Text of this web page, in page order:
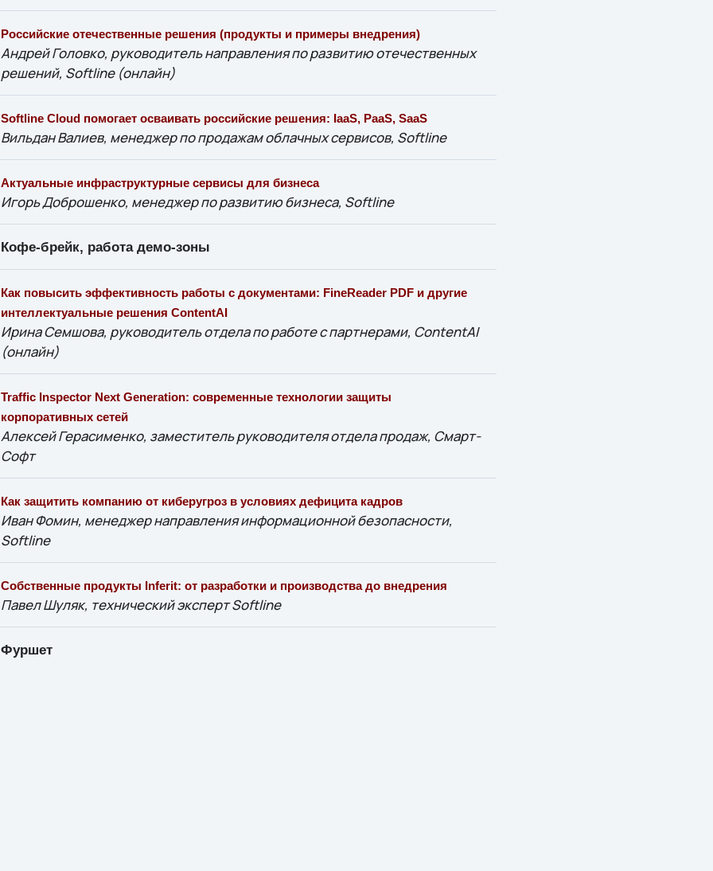
Российские отечественные решения (продукты и примеры внедрения)
Андрей Головко, руководитель направления по развитию отечественных
решений, Softline (онлайн)
Softline Cloud помогает осваивать российские решения: IaaS, PaaS, SaaS
Вильдан Валиев, менеджер по продажам облачных сервисов, Softline
Актуальные инфраструктурные сервисы для бизнеса
Игорь Доброшенко, менеджер по развитию бизнеса, Softline
Кофе-брейк, работа демо-зоны
Как повысить эффективность работы с документами: FineReader PDF и другие
интеллектуальные решения ContentAI
Ирина Семшова, руководитель отдела по работе с партнерами, ContentAI
(онлайн)
Traffic Inspector Next Generation: современные технологии защиты
корпоративных сетей
Алексей Герасименко, заместитель руководителя отдела продаж, Смарт-
Софт
Как защитить компанию от киберугроз в условиях дефицита кадров
Иван Фомин, менеджер направления информационной безопасности,
Softline
Собственные продукты Inferit: от разработки и производства до внедрения
Павел Шуляк, технический эксперт Softline
Фуршет